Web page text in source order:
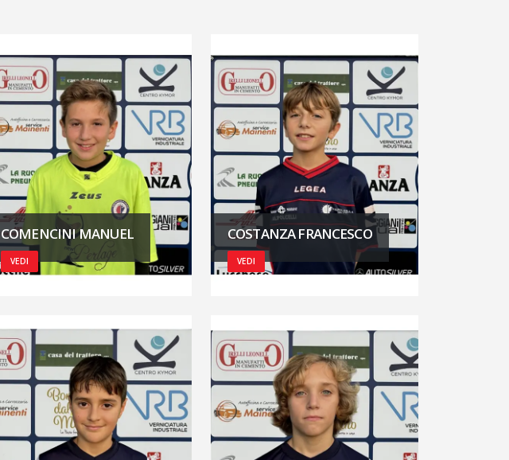
COMENCINI MANUEL
VEDI
COSTANZA FRANCESCO
VEDI